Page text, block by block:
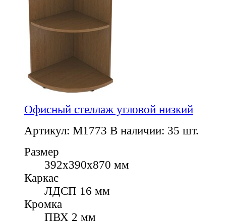
Офисный стеллаж угловой низкий
Артикул: M1773 В наличии: 35 шт.
Размер
392х390х870 мм
Каркас
ЛДСП 16 мм
Кромка
ПВХ 2 мм